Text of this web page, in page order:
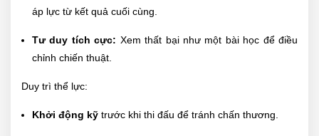
áp lực từ kết quả cuối cùng.
Tư duy tích cực: Xem thất bại như một bài học để điều
chỉnh chiến thuật.
Duy trì thể lực:
Khởi động kỹ trước khi thi đấu để tránh chấn thương.